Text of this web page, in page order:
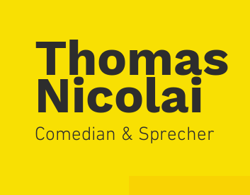
Thomas
Nicolai
Comedian & Sprecher